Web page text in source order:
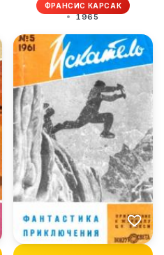
ФРАНСИС КАРСАК
1965